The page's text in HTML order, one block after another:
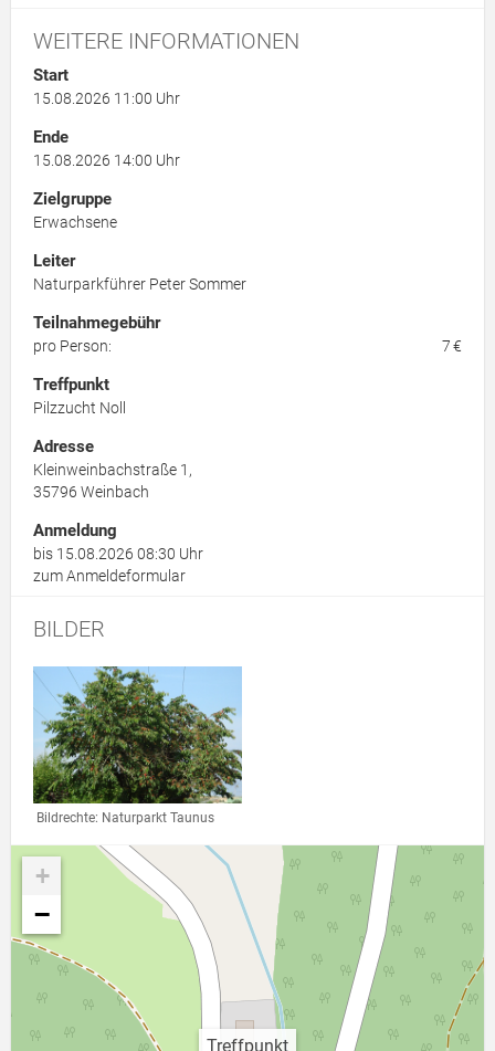
WEITERE INFORMATIONEN
Start
15.08.2026 11:00 Uhr
Ende
15.08.2026 14:00 Uhr
Zielgruppe
Erwachsene
Leiter
Naturparkführer Peter Sommer
Teilnahmegebühr
pro Person: 7 €
Treffpunkt
Pilzzucht Noll
Adresse
Kleinweinbachstraße 1,
35796 Weinbach
Anmeldung
bis 15.08.2026 08:30 Uhr
zum Anmeldeformular
BILDER
Link zur Großansicht eines Stimmungsbildes
Bildrechte: Naturparkt Taunus
Treffpunkt
+
−